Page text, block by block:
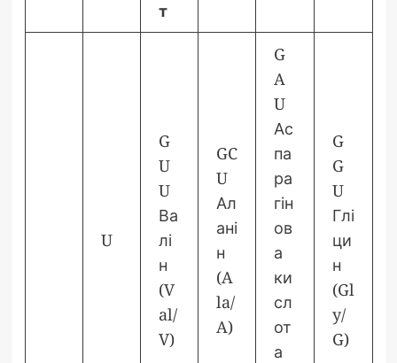
т
U
G
U
U
Ва
лі
н
(V
al/
V)
GC
U
Ал
ані
н
(A
la/
A)
G
A
U
Ас
па
ра
гін
ов
а
ки
сл
от
а
G
G
U
Глі
ци
н
(Gl
y/
G)